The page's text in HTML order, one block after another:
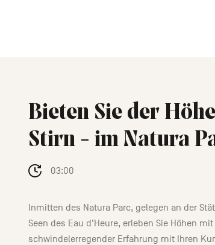
Bieten Sie der
Stirn - im Natura
Inmitten des Natura Parc, gelegen an der
Seen des Eau d’Heure, erleben Sie Höhen mit
schwindelerregender Erfahrung mit Ihren
03:00